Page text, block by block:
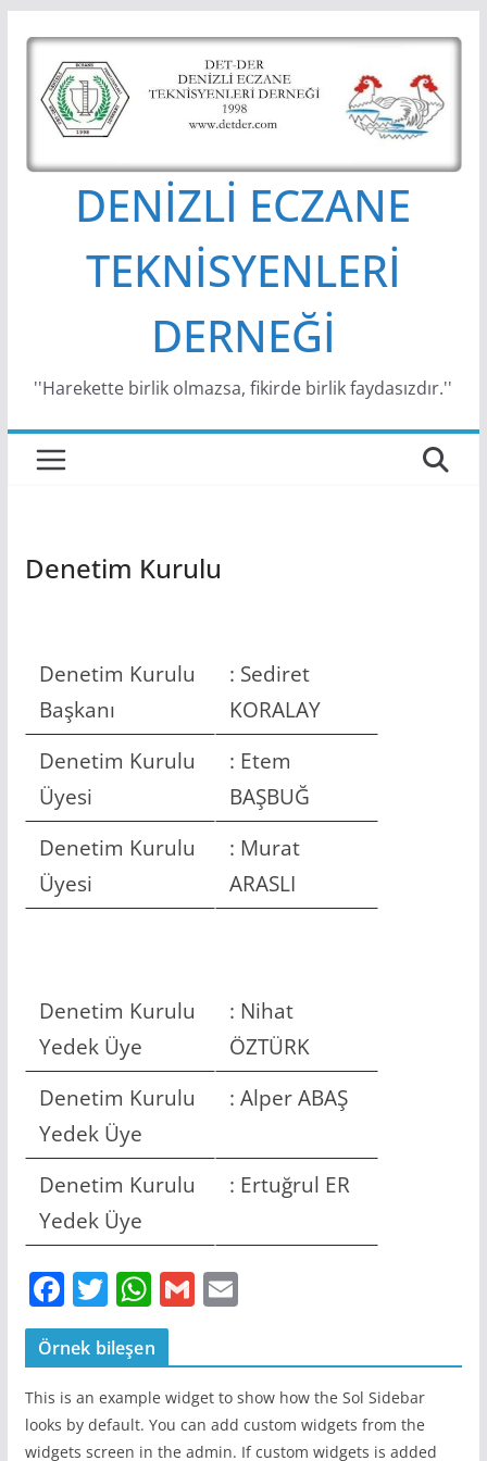
content
DENİZLİ ECZANE
TEKNİSYENLERİ
DERNEĞİ
''Harekette birlik olmazsa, fikirde birlik faydasızdır.''
Denetim Kurulu
Denetim Kurulu
Başkanı
: Sediret
KORALAY
Denetim Kurulu
Üyesi
: Etem
BAŞBUĞ
Denetim Kurulu
Üyesi
: Murat
ARASLI
Denetim Kurulu
Yedek Üye
: Nihat
ÖZTÜRK
Denetim Kurulu
Yedek Üye
: Alper ABAŞ
Denetim Kurulu
Yedek Üye
: Ertuğrul ER
F
a
c
e
b
T
w
itt
er
W
h
at
s
A
G
ai
l
E
ai
l
Örnek bileşen
This is an example widget to show how the Sol Sidebar
looks by default. You can add custom widgets from the
widgets screen in the admin. If custom widgets is added